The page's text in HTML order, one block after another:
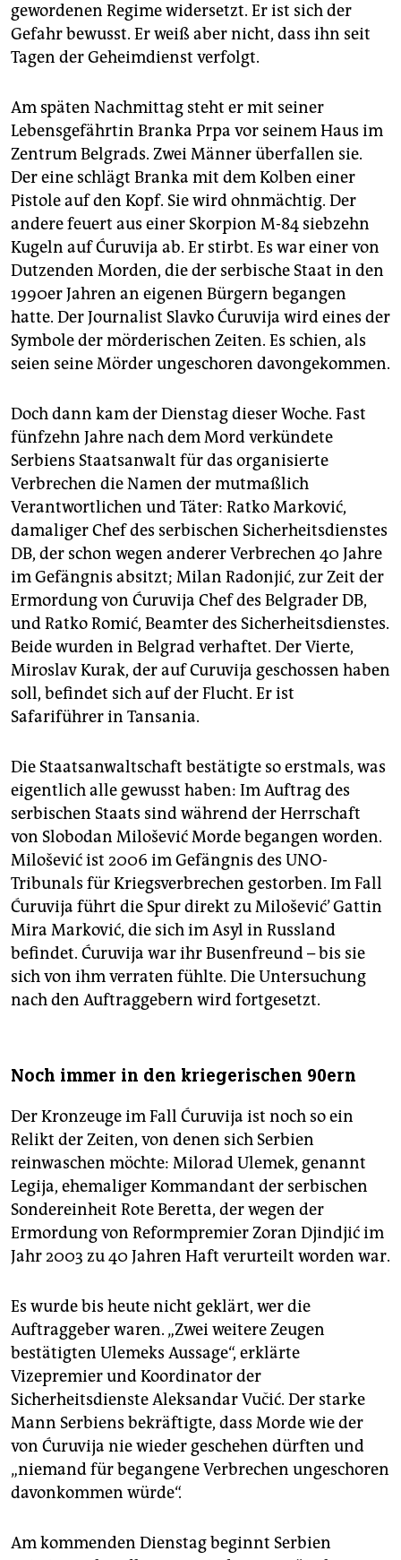
gewordenen Regime widersetzt. Er ist sich der
Gefahr bewusst. Er weiß aber nicht, dass ihn seit
Tagen der Geheimdienst verfolgt.
Am späten Nachmittag steht er mit seiner
Lebensgefährtin Branka Prpa vor seinem Haus im
Zentrum Belgrads. Zwei Männer überfallen sie.
Der eine schlägt Branka mit dem Kolben einer
Pistole auf den Kopf. Sie wird ohnmächtig. Der
andere feuert aus einer Skorpion M-84 siebzehn
Kugeln auf Ćuruvija ab. Er stirbt. Es war einer von
Dutzenden Morden, die der serbische Staat in den
1990er Jahren an eigenen Bürgern begangen
hatte. Der Journalist Slavko Ćuruvija wird eines der
Symbole der mörderischen Zeiten. Es schien, als
seien seine Mörder ungeschoren davongekommen.
Doch dann kam der Dienstag dieser Woche. Fast
fünfzehn Jahre nach dem Mord verkündete
Serbiens Staatsanwalt für das organisierte
Verbrechen die Namen der mutmaßlich
Verantwortlichen und Täter: Ratko Marković,
damaliger Chef des serbischen Sicherheitsdienstes
DB, der schon wegen anderer Verbrechen 40 Jahre
im Gefängnis absitzt; Milan Radonjić, zur Zeit der
Ermordung von Ćuruvija Chef des Belgrader DB,
und Ratko Romić, Beamter des Sicherheitsdienstes.
Beide wurden in Belgrad verhaftet. Der Vierte,
Miroslav Kurak, der auf Curuvija geschossen haben
soll, befindet sich auf der Flucht. Er ist
Safariführer in Tansania.
Die Staatsanwaltschaft bestätigte so erstmals, was
eigentlich alle gewusst haben: Im Auftrag des
serbischen Staats sind während der Herrschaft
von Slobodan Milošević Morde begangen worden.
Milošević ist 2006 im Gefängnis des UNO-
Tribunals für Kriegsverbrechen gestorben. Im Fall
Ćuruvija führt die Spur direkt zu Milošević’ Gattin
Mira Marković, die sich im Asyl in Russland
befindet. Ćuruvija war ihr Busenfreund – bis sie
sich von ihm verraten fühlte. Die Untersuchung
nach den Auftraggebern wird fortgesetzt.
Noch immer in den kriegerischen 90ern
Der Kronzeuge im Fall Ćuruvija ist noch so ein
Relikt der Zeiten, von denen sich Serbien
reinwaschen möchte: Milorad Ulemek, genannt
Legija, ehemaliger Kommandant der serbischen
Sondereinheit Rote Beretta, der wegen der
Ermordung von Reformpremier Zoran Djindjić im
Jahr 2003 zu 40 Jahren Haft verurteilt worden war.
Es wurde bis heute nicht geklärt, wer die
Auftraggeber waren. „Zwei weitere Zeugen
bestätigten Ulemeks Aussage“, erklärte
Vizepremier und Koordinator der
Sicherheitsdienste Aleksandar Vučić. Der starke
Mann Serbiens bekräftigte, dass Morde wie der
von Ćuruvija nie wieder geschehen dürften und
„niemand für begangene Verbrechen ungeschoren
davonkommen würde“.
Am kommenden Dienstag beginnt Serbien